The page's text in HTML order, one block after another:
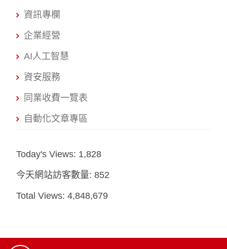
資訊專欄
企業經營
AI人工智慧
資安服務
同業收費一覽表
自動化文章專區
Today's Views: 1,828
今天網站訪客數量:852
Total Views:4,848,679